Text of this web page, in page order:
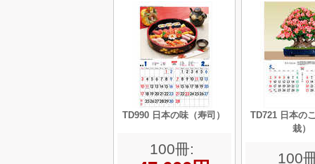
TD990 日本の味（寿司）
100冊:
TD721 日本の
栽）
100